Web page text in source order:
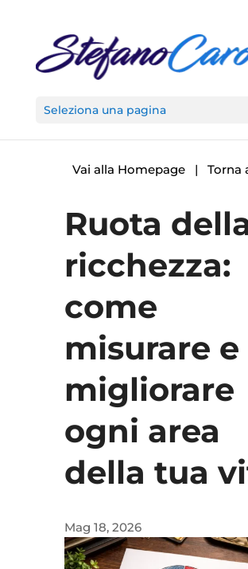
Seleziona una pagina
Vai alla Homepage |Torna
Ruota
ricchezza:
come
misurare e
migliorare
ogni area
della tua
Mag 18, 2026